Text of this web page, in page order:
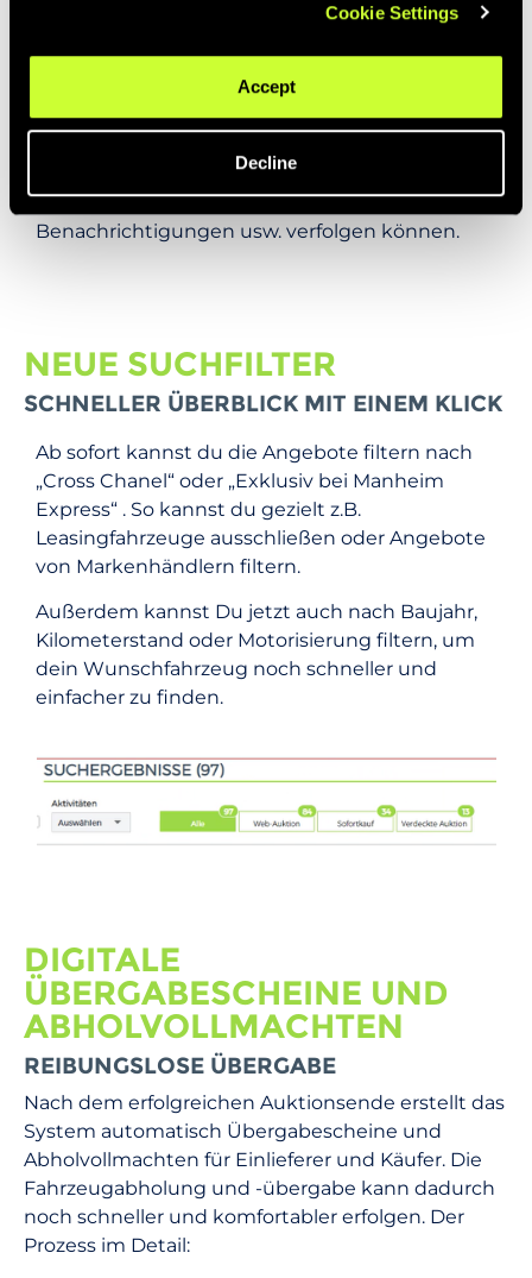
Cookie Settings
Accept
Decline
• Die Möglichkeit für den Verkäufer, an den
• Eine digitale Verhandlung, bei der Käufer und
Verkäufer über ein Angebot verhandeln
des Systems, in denen Verkäufer und Käufer
den Fortschritt, Fristen, neue
Benachrichtigungen usw. verfolgen können.
NEUE SUCHFILTER
SCHNELLER ÜBERBLICK MIT EINEM KLICK
Ab sofort kannst du die Angebote filtern nach
„Cross Chanel“ oder „Exklusiv bei Manheim
Express“ . So kannst du gezielt z.B.
Leasingfahrzeuge ausschließen oder Angebote
von Markenhändlern filtern.
Außerdem kannst Du jetzt auch nach Baujahr,
Kilometerstand oder Motorisierung filtern, um
dein Wunschfahrzeug noch schneller und
einfacher zu finden.
DIGITALE
ÜBERGABESCHEINE UND
ABHOLVOLLMACHTEN
REIBUNGSLOSE ÜBERGABE
Nach dem erfolgreichen Auktionsende erstellt das
System automatisch Übergabescheine und
Abholvollmachten für Einlieferer und Käufer. Die
Fahrzeugabholung und -übergabe kann dadurch
noch schneller und komfortabler erfolgen. Der
Prozess im Detail: